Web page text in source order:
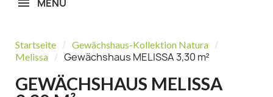
MENÜ
Startseite
Gewächshaus-Kollektion Natura
Melissa
Gewächshaus MELISSA 3,30 m²
GEWÄCHSHAUS MELISSA